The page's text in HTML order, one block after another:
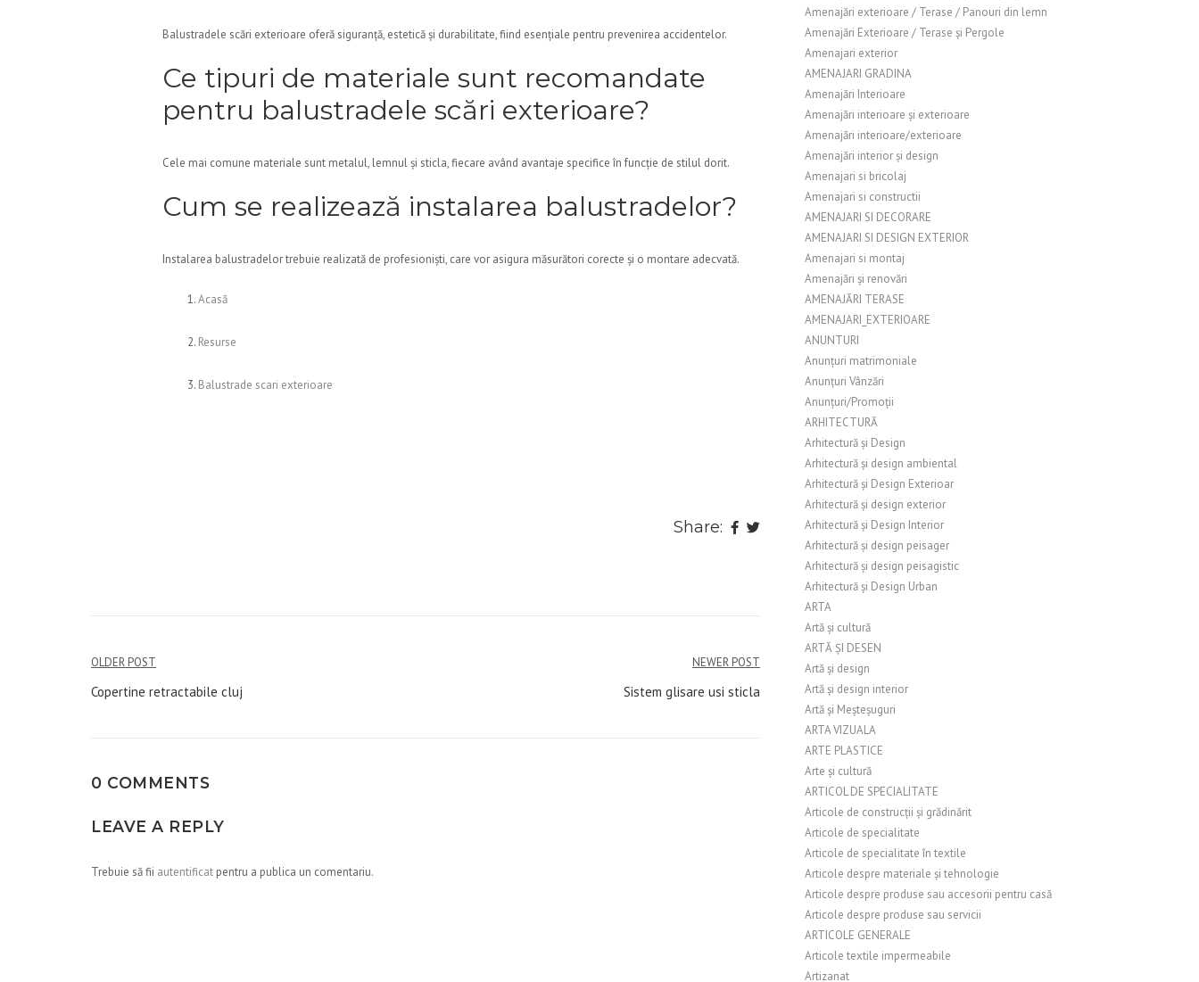
Balustradele scări exterioare oferă siguranță, estetică și durabilitate, fiind esențiale pentru prevenirea accidentelor.
Ce tipuri de materiale sunt recomandate
pentru balustradele scări exterioare?
Cele mai comune materiale sunt metalul, lemnul și sticla, fiecare având avantaje specifice în funcție de stilul dorit.
Cum se realizează instalarea balustradelor?
Instalarea balustradelor trebuie realizată de profesioniști, care vor asigura măsurători corecte și o montare adecvată.
Acasă
Resurse
Balustrade scari exterioare
Share:
Navigare
în
OLDER POST
Copertine retractabile cluj
NEWER POST
Sistem glisare usi sticla
0 COMMENTS
LEAVE A REPLY
Trebuie să fii autentificat pentru a publica un comentariu.
Amenajări exterioare / Terase / Panouri din lemn
Amenajări Exterioare / Terase și Pergole
Amenajari exterior
AMENAJARI GRADINA
Amenajări Interioare
Amenajări interioare și exterioare
Amenajări interioare/exterioare
Amenajări interior și design
Amenajari si bricolaj
Amenajari si constructii
AMENAJARI SI DECORARE
AMENAJARI SI DESIGN EXTERIOR
Amenajari si montaj
Amenajări și renovări
AMENAJĂRI TERASE
AMENAJARI_EXTERIOARE
ANUNTURI
Anunțuri matrimoniale
Anunțuri Vânzări
Anunțuri/Promoții
ARHITECTURĂ
Arhitectură și Design
Arhitectură și design ambiental
Arhitectură și Design Exterioar
Arhitectură și design exterior
Arhitectură și Design Interior
Arhitectură și design peisager
Arhitectură și design peisagistic
Arhitectură și Design Urban
ARTA
Artă și cultură
ARTĂ ȘI DESEN
Artă și design
Artă și design interior
Artă și Meșteșuguri
ARTA VIZUALA
ARTE PLASTICE
Arte și cultură
ARTICOL DE SPECIALITATE
Articole de construcții și grădinărit
Articole de specialitate
Articole de specialitate în textile
Articole despre materiale și tehnologie
Articole despre produse sau accesorii pentru casă
Articole despre produse sau servicii
ARTICOLE GENERALE
Articole textile impermeabile
Artizanat